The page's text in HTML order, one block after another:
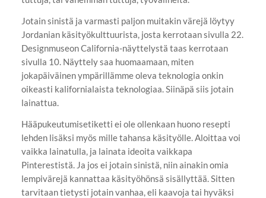
Jotain sinistä ja varmasti paljon muitakin värejä löytyy
Jordanian käsityökulttuurista, josta kerrotaan sivulla 22.
Designmuseon California-näyttelystä taas kerrotaan
sivulla 10. Näyttely saa huomaamaan, miten
jokapäiväinen ympärillämme oleva teknologia onkin
oikeasti kalifornialaista teknologiaa. Siinäpä siis jotain
lainattua.
Hääpukeutumisetiketti ei ole ollenkaan huono resepti
lehden lisäksi myös mille tahansa käsityölle. Aloittaa voi
vaikka lainatulla, ja lainata ideoita vaikkapa
Pinterestistä. Ja jos ei jotain sinistä, niin ainakin omia
lempivärejä kannattaa käsityöhönsä sisällyttää. Sitten
tarvitaan tietysti jotain vanhaa, eli kaavoja tai hyväksi